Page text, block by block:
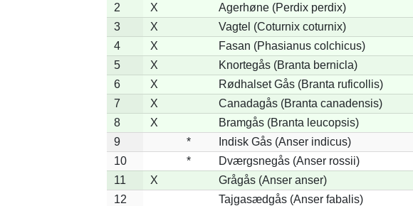
2
X
Agerhøne (Perdix perdix)
3
X
Vagtel (Coturnix coturnix)
4
X
Fasan (Phasianus colchicus)
5
X
Knortegås (Branta bernicla)
6
X
Rødhalset Gås (Branta ruficollis)
7
X
Canadagås (Branta canadensis)
8
X
Bramgås (Branta leucopsis)
9
*
Indisk Gås (Anser indicus)
10
*
Dværgsnegås (Anser rossii)
11
X
Grågås (Anser anser)
12
Tajgasædgås (Anser fabalis)